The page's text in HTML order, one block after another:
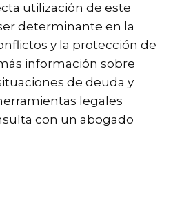
utilización de este
determinante en la
y la protección de
información sobre
de deuda y
legales
con un abogado